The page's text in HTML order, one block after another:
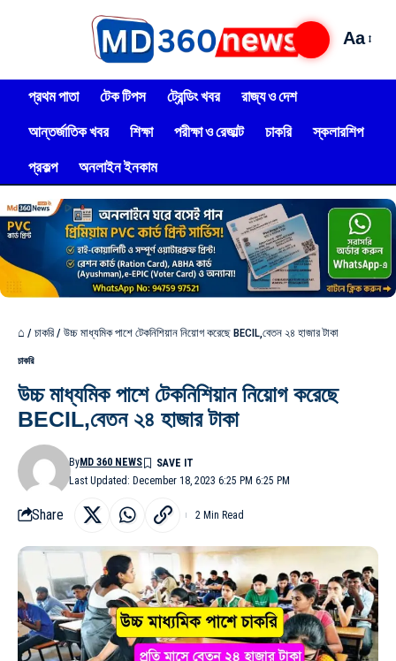
Aa
প্রথম পাতা টেক টিপস ট্রেন্ডিং খবর
রাজ্য ও দেশ
আন্তর্জাতিক খবর
শিক্ষা পরীক্ষা ও রেজাল্ট চাকরি
স্কলারশিপ
প্রকল্প
অনলাইন ইনকাম
⌂ / চাকরি / উচ্চ মাধ্যমিক পাশে টেকনিশিয়ান নিয়োগ করেছে BECIL,বেতন ২৪ হাজার টাকা
চাকরি
উচ্চ মাধ্যমিক পাশে টেকনিশিয়ান নিয়োগ করেছে
BECIL,বেতন ২৪ হাজার টাকা
Last Updated: December 18, 2023 6:25 PM 6:25 PM
ByMD 360 NEWS
Share 2 Min Read